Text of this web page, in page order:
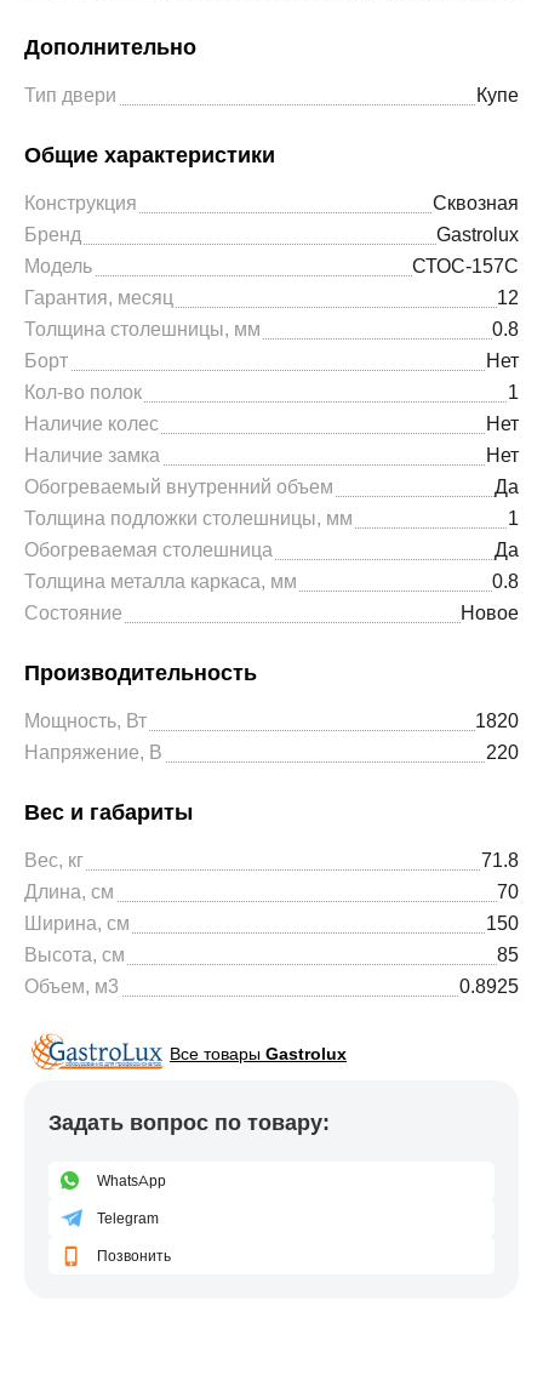
Дополнительно
Тип двери Купе
Общие характеристики
Конструкция
Сквозная
Бренд
Gastrolux
Модель
СТОС-157С
Гарантия, месяц
12
Толщина столешницы, мм
0.8
Борт
Нет
Кол-во полок
1
Наличие колес
Нет
Наличие замка
Нет
Обогреваемый внутренний объем
Да
Толщина подложки столешницы, мм
1
Обогреваемая столешница
Да
Толщина металла каркаса, мм
0.8
Состояние
Новое
Производительность
Мощность, Вт
1820
Напряжение, В
220
Вес и габариты
Вес, кг
71.8
Длина, см
70
Ширина, см
150
Высота, см
85
Объем, м3
0.8925
Все товары Gastrolux
Задать вопрос по товару:
WhatsApp
Telegram
Позвонить